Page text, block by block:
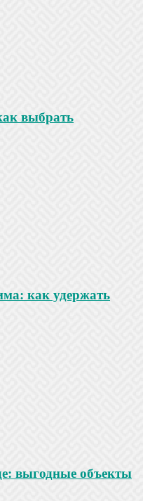
выбрать
как удержать
выгодные объекты